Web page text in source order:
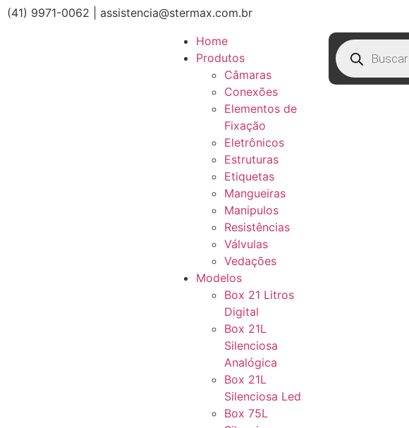
(41) 9971-0062 | assistencia@stermax.com.br
Home
Produtos
Câmaras
Conexões
Elementos de
Fixação
Eletrônicos
Estruturas
Etiquetas
Mangueiras
Manipulos
Resistências
Válvulas
Vedações
Modelos
Box 21 Litros
Digital
Box 21L
Silenciosa
Analógica
Box 21L
Silenciosa Led
Box 75L